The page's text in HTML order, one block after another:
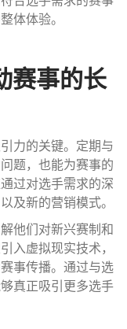
体体验。
赛事的长
力的关键。定期与
题，也能为赛事的
过对选手需求的深
及新的营销模式。
他们对新兴赛制和
入虚拟现实技术，
事传播。通过与选
真正吸引更多选手